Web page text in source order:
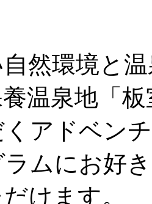
然環境と
温泉地「
アドベン
ムにお好
けます。